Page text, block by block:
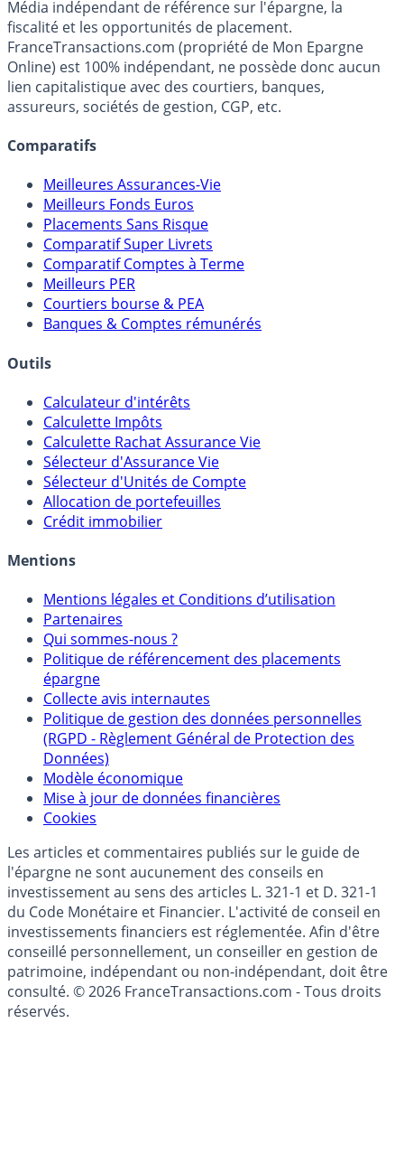
Média indépendant de référence sur l'épargne, la
fiscalité et les opportunités de placement.
FranceTransactions.com (propriété de Mon Epargne
Online) est 100% indépendant, ne possède donc aucun
lien capitalistique avec des courtiers, banques,
assureurs, sociétés de gestion, CGP, etc.
Comparatifs
Meilleures Assurances-Vie
Meilleurs Fonds Euros
Placements Sans Risque
Comparatif Super Livrets
Comparatif Comptes à Terme
Meilleurs PER
Courtiers bourse & PEA
Banques & Comptes rémunérés
Outils
Calculateur d'intérêts
Calculette Impôts
Calculette Rachat Assurance Vie
Sélecteur d'Assurance Vie
Sélecteur d'Unités de Compte
Allocation de portefeuilles
Crédit immobilier
Mentions
Mentions légales et Conditions d’utilisation
Partenaires
Qui sommes-nous ?
Politique de référencement des placements
épargne
Collecte avis internautes
Politique de gestion des données personnelles
(RGPD - Règlement Général de Protection des
Données)
Modèle économique
Mise à jour de données financières
Cookies
Les articles et commentaires publiés sur le guide de
l'épargne ne sont aucunement des conseils en
investissement au sens des articles L. 321-1 et D. 321-1
du Code Monétaire et Financier. L'activité de conseil en
investissements financiers est réglementée. Afin d'être
conseillé personnellement, un conseiller en gestion de
patrimoine, indépendant ou non-indépendant, doit être
consulté. © 2026 FranceTransactions.com - Tous droits
réservés.